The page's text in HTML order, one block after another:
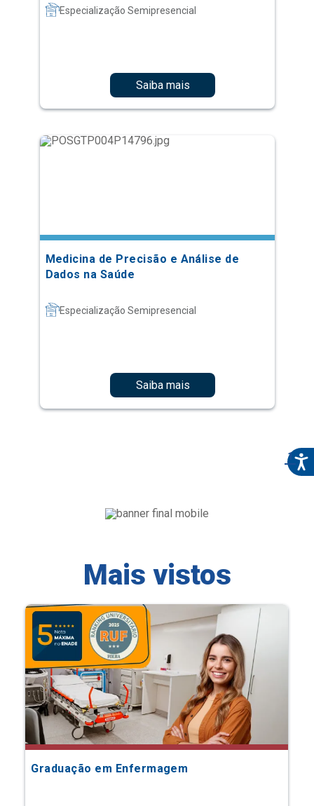
Especialização Semipresencial
Saiba mais
Medicina de Precisão e Análise de
Dados na Saúde
Especialização Semipresencial
Saiba mais
1
Mais vistos
Graduação em Enfermagem